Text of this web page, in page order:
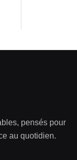
pensés pour
au quotidien.